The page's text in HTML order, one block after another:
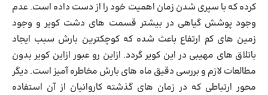
کرده که با سپری شدن زمان اهمیت خود را از دست داده است. عدم
وجود پوشش گیاهی در بیشتر قسمت های دشت کویر و وجود
زمین های کم ارتفاع باعث شده که کوچکترین بارش سبب ایجاد
باتلاق های مهیبی در این کویر گردد. ازاین رو عبور ازاین کویر بدون
مطالعات لازم و بررسی دقیق ماه های بارش مخاطره آمیز است. دیگر
محور ارتباطی که در زمان های گذشته کاروانیان از آن استفاده